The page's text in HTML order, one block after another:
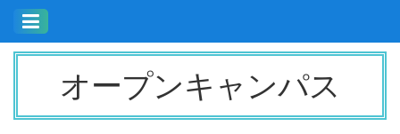
オープンキャンパス